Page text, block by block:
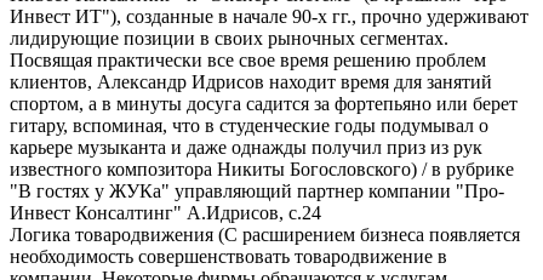
Инвест ИТ"), созданные в начале 90-х гг., прочно удерживают
лидирующие позиции в своих рыночных сегментах.
Посвящая практически все свое время решению проблем
клиентов, Александр Идрисов находит время для занятий
спортом, а в минуты досуга садится за фортепьяно или берет
гитару, вспоминая, что в студенческие годы подумывал о
карьере музыканта и даже однажды получил приз из рук
известного композитора Никиты Богословского) / в рубрике
"В гостях у ЖУКа" управляющий партнер компании "Про-
Инвест Консалтинг" А.Идрисов, с.24
Логика товародвижения (С расширением бизнеса появляется
необходимость совершенствовать товародвижение в